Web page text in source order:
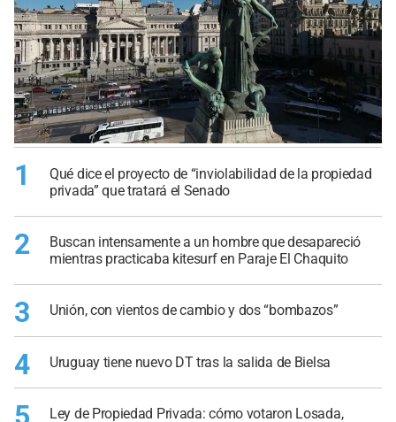
1
Qué dice el proyecto de “inviolabilidad de la propiedad
privada” que tratará el Senado
2
Buscan intensamente a un hombre que desapareció
mientras practicaba kitesurf en Paraje El Chaquito
3 Unión, con vientos de cambio y dos “bombazos”
4 Uruguay tiene nuevo DT tras la salida de Bielsa
Ley de Propiedad Privada: cómo votaron Losada,